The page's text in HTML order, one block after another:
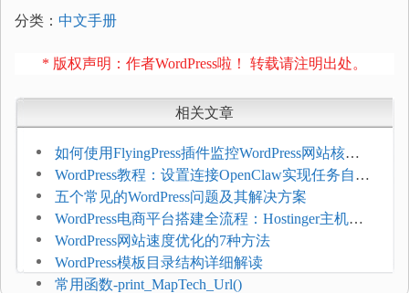
分类： 中文手册
* 版权声明：作者WordPress啦！ 转载请注明出处。
相关文章
如何使用FlyingPress插件监控WordPress网站核心
网页指标（CWV）
WordPress教程：设置连接OpenClaw实现任务自动
化
五个常见的WordPress问题及其解决方案
WordPress电商平台搭建全流程：Hostinger主机一
键部署
WordPress网站速度优化的7种方法
WordPress模板目录结构详细解读
常用函数-print_MapTech_Url()